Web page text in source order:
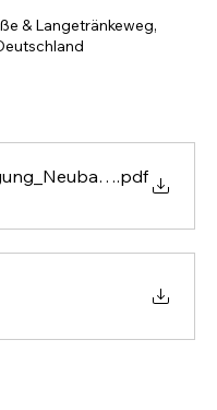
& Langetränkeweg,
.pdf